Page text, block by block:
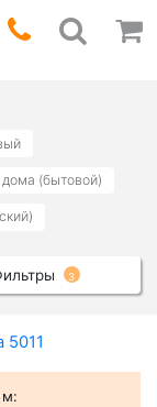
(бытовой)
3
5011
м: